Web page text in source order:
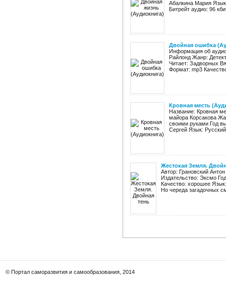
Абалкина Мария
Битрейт аудио: 96
Двойная ошибка
Информация об
Райлонд Жанр:
Читает: Задворных
Формат: mp3
Кровная месть
Название: Кровная
майора Корсакова
своими руками Год
Сергей Язык:
Жестокая Земля.
Автор: Грановский
Издательство: Эксмо
Качество: хорошее
Но череда загадочных
© Портал саморазвития и самообразования, 2014